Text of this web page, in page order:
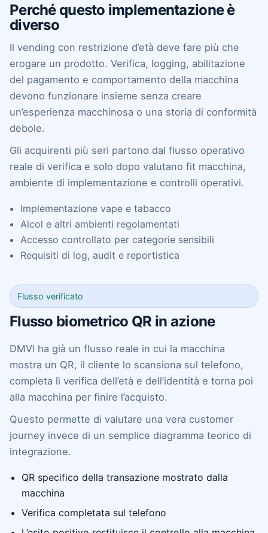
Perché questo implementazione è
diverso
Il vending con restrizione d’età deve fare più che
erogare un prodotto. Verifica, logging, abilitazione
del pagamento e comportamento della macchina
devono funzionare insieme senza creare
un’esperienza macchinosa o una storia di conformità
debole.
Gli acquirenti più seri partono dal flusso operativo
reale di verifica e solo dopo valutano fit macchina,
ambiente di implementazione e controlli operativi.
Implementazione vape e tabacco
Alcol e altri ambienti regolamentati
Accesso controllato per categorie sensibili
Requisiti di log, audit e reportistica
Flusso verificato
Flusso biometrico QR in azione
DMVI ha già un flusso reale in cui la macchina
mostra un QR, il cliente lo scansiona sul telefono,
completa lì verifica dell’età e dell’identità e torna poi
alla macchina per finire l’acquisto.
Questo permette di valutare una vera customer
journey invece di un semplice diagramma teorico di
integrazione.
QR specifico della transazione mostrato dalla
macchina
Verifica completata sul telefono